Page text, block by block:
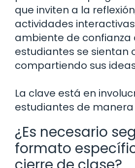
que inviten a la
actividades
ambiente de confianza
estudiantes se sientan
compartiendo sus
La clave está en
estudiantes de
¿Es necesario
formato